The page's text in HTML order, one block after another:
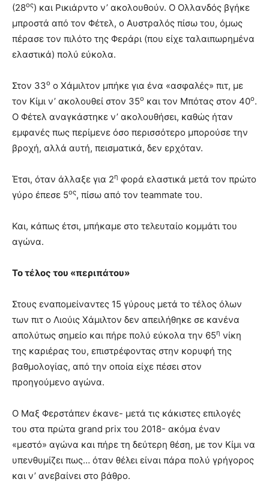
(28ος) και Ρικιάρντο ν’ ακολουθούν. Ο Ολλανδός βγήκε
μπροστά από τον Φέτελ, ο Αυστραλός πίσω του, όμως
πέρασε τον πιλότο της Φεράρι (που είχε ταλαιπωρημένα
ελαστικά) πολύ εύκολα.
Στον 33ο ο Χάμιλτον μπήκε για ένα «ασφαλές» πιτ, με
τον Κίμι ν’ ακολουθεί στον 35ο και τον Μπότας στον 40ο.
Ο Φέτελ αναγκάστηκε ν’ ακολουθήσει, καθώς ήταν
εμφανές πως περίμενε όσο περισσότερο μπορούσε την
βροχή, αλλά αυτή, πεισματικά, δεν ερχόταν.
Έτσι, όταν άλλαξε για 2η φορά ελαστικά μετά τον πρώτο
γύρο έπεσε 5ος, πίσω από τον teammate του.
Και, κάπως έτσι, μπήκαμε στο τελευταίο κομμάτι του
αγώνα.
Το τέλος του «περιπάτου»
Στους εναπομείναντες 15 γύρους μετά το τέλος όλων
των πιτ ο Λιούις Χάμιλτον δεν απειλήθηκε σε κανένα
απολύτως σημείο και πήρε πολύ εύκολα την 65η νίκη
της καριέρας του, επιστρέφοντας στην κορυφή της
βαθμολογίας, από την οποία είχε πέσει στον
προηγούμενο αγώνα.
Ο Μαξ Φερστάπεν έκανε- μετά τις κάκιστες επιλογές
του στα πρώτα grand prix του 2018- ακόμα έναν
«μεστό» αγώνα και πήρε τη δεύτερη θέση, με τον Κίμι να
υπενθυμίζει πως… όταν θέλει είναι πάρα πολύ γρήγορος
και ν’ ανεβαίνει στο βάθρο.